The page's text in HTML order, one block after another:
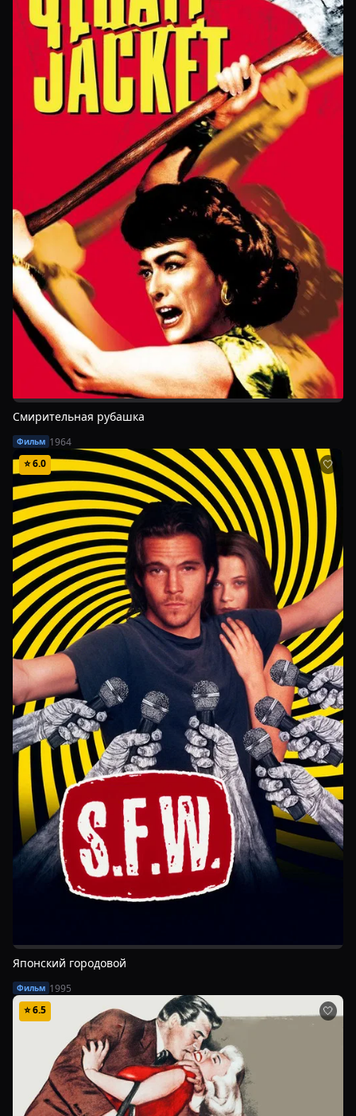
Смирительная рубашка
Фильм 1964
⭐6.0 🤍
Японский городовой
Фильм 1995
⭐6.5 🤍